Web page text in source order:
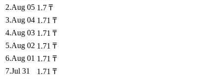
2.Aug 05 1.7 ₸
3.Aug 04 1.71 ₸
4.Aug 03 1.71 ₸
5.Aug 02 1.71 ₸
6.Aug 01 1.71 ₸
7.Jul 31 1.71 ₸